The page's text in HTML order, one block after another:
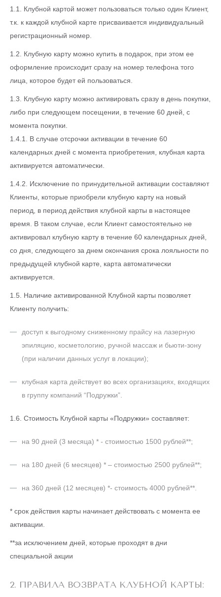
1.1. Клубной картой может пользоваться только один Клиент,
т.к. к каждой клубной карте присваивается индивидуальный
регистрационный номер.
1.2. Клубную карту можно купить в подарок, при этом ее
оформление происходит сразу на номер телефона того
лица, которое будет ей пользоваться.
1.3. Клубную карту можно активировать сразу в день покупки,
либо при следующем посещении, в течение 60 дней, с
момента покупки.
1.4.1. В случае отсрочки активации в течение 60
календарных дней с момента приобретения, клубная карта
активируется автоматически.
1.4.2. Исключение по принудительной активации составляют
Клиенты, которые приобрели клубную карту на новый
период, в период действия клубной карты в настоящее
время. В таком случае, если Клиент самостоятельно не
активировал клубную карту в течение 60 календарных дней,
со дня, следующего за днем окончания срока лояльности по
предыдущей клубной карте, карта автоматически
активируется.
1.5. Наличие активированной Клубной карты позволяет
Клиенту получить:
доступ к выгодному сниженному прайсу на лазерную
эпиляцию, косметологию, ручной массаж и бьюти-зону
(при наличии данных услуг в локации);
клубная карта действует во всех организациях, входящих
в группу компаний “Подружки”.
1.6. Стоимость Клубной карты «Подружки» составляет:
на 90 дней (3 месяца) * - стоимостью 1500 рублей**;
на 180 дней (6 месяцев) * – стоимостью 2500 рублей**;
на 360 дней (12 месяцев) *- стоимость 4000 рублей**.
* срок действия карты начинает действовать с момента ее
активации.
**за исключением дней, которые проходят в дни
специальной акции
2. ПРАВИЛА ВОЗВРАТА КЛУБНОЙ КАРТЫ: